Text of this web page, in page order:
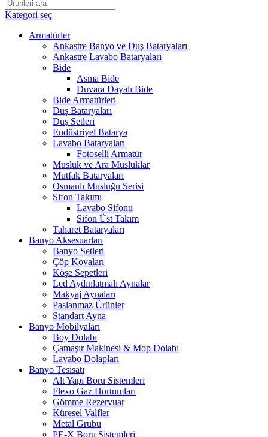
Kategori seç
Armatürler
Ankastre Banyo ve Duş Bataryaları
Ankastre Lavabo Bataryaları
Bide
Asma Bide
Duvara Dayalı Bide
Bide Armatürleri
Duş Bataryaları
Duş Setleri
Endüstriyel Batarya
Lavabo Bataryaları
Fotoselli Armatür
Musluk ve Ara Musluklar
Mutfak Bataryaları
Osmanlı Musluğu Serisi
Sifon Takımı
Lavabo Sifonu
Sifon Üst Takım
Taharet Bataryaları
Banyo Aksesuarları
Banyo Setleri
Çöp Kovaları
Köşe Sepetleri
Led Aydınlatmalı Aynalar
Makyaj Aynaları
Paslanmaz Ürünler
Standart Ayna
Banyo Mobilyaları
Boy Dolabı
Çamaşır Makinesi & Mop Dolabı
Lavabo Dolapları
Banyo Tesisatı
Alt Yapı Boru Sistemleri
Flexo Gaz Hortumları
Gömme Rezervuar
Küresel Valfler
Metal Grubu
PE-X Boru Sistemleri